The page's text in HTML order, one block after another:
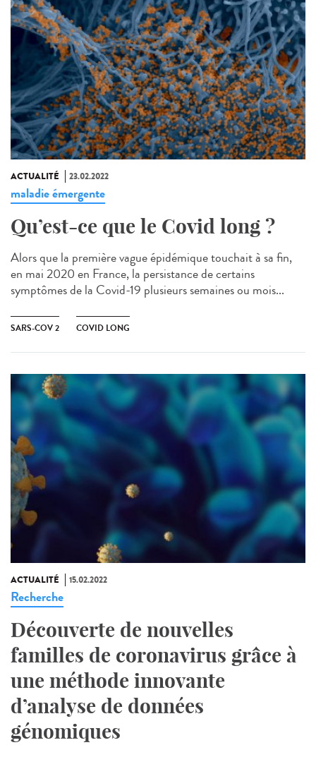
ACTUALITÉ 23.02.2022
maladie émergente
Qu’est-ce que le Covid long ?
Alors que la première vague épidémique touchait à sa fin,
en mai 2020 en France, la persistance de certains
symptômes de la Covid-19 plusieurs semaines ou mois...
SARS-COV 2 COVID LONG
ACTUALITÉ 15.02.2022
Recherche
Découverte de nouvelles
familles de coronavirus grâce à
une méthode innovante
d’analyse de données
génomiques